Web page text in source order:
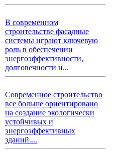
В современном
строительстве фасадные
системы играют ключевую
роль в обеспечении
энергоэффективности,
долговечности и...
Современное строительство
все больше ориентировано
на создание экологически
устойчивых и
энергоэффективных
зданий....